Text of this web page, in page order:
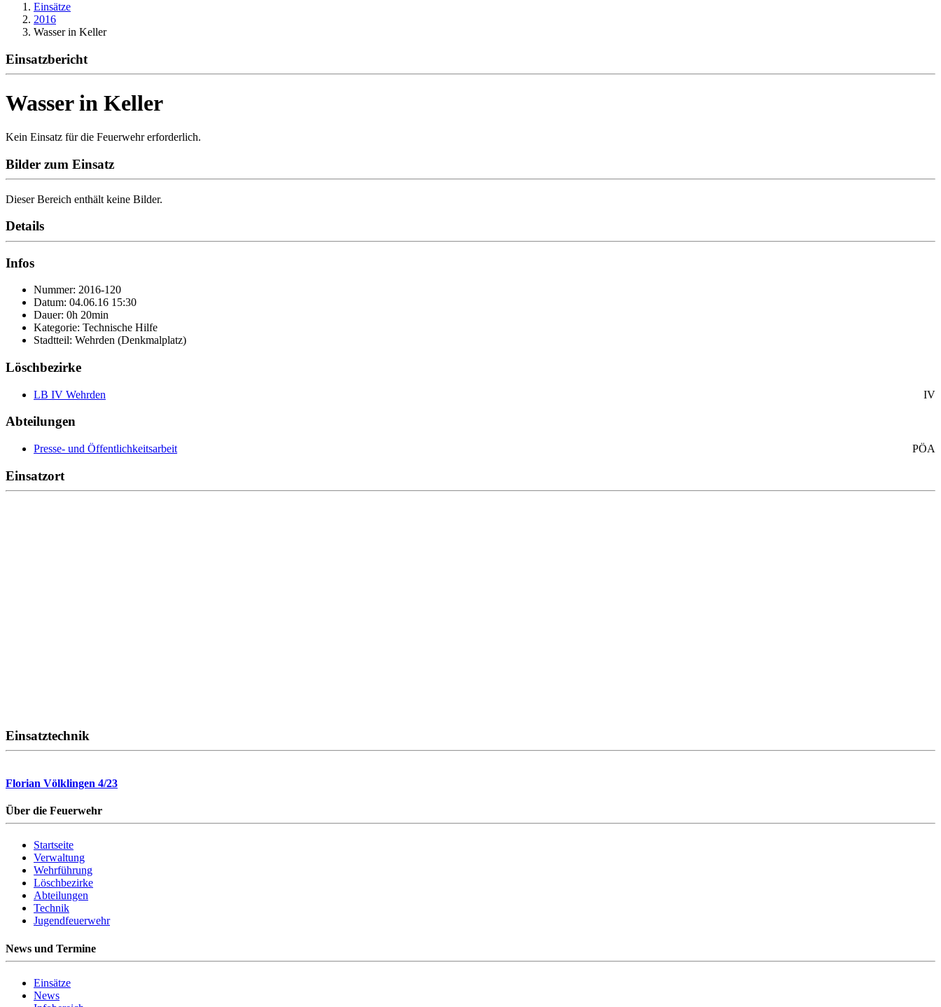
Einsätze
2016
Wasser in Keller
Einsatzbericht
Wasser in Keller
Kein Einsatz für die Feuerwehr erforderlich.
Bilder zum Einsatz
Dieser Bereich enthält keine Bilder.
Details
Infos
Nummer: 2016-120
Datum: 04.06.16 15:30
Dauer: 0h 20min
Kategorie: Technische Hilfe
Stadtteil: Wehrden (Denkmalplatz)
Löschbezirke
LB IV Wehrden IV
Abteilungen
Presse- und Öffentlichkeitsarbeit PÖA
Einsatzort
Einsatztechnik
Florian Völklingen 4/23
Über die Feuerwehr
Startseite
Verwaltung
Wehrführung
Löschbezirke
Abteilungen
Technik
Jugendfeuerwehr
News und Termine
Einsätze
News